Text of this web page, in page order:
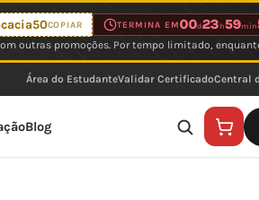
COPIAR TERMINA EM00d23 h59min
outras promoções. Por tempo limitado,
Área do EstudanteValidar CertificadoCentral
Blog